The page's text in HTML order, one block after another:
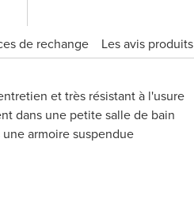
de rechange Les avis produits
et très résistant à l'usure
dans une petite salle de bain
armoire suspendue